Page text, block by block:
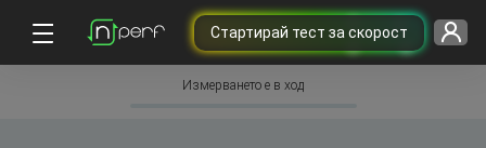
Cтартирай тест за скорост
Измерването е в ход